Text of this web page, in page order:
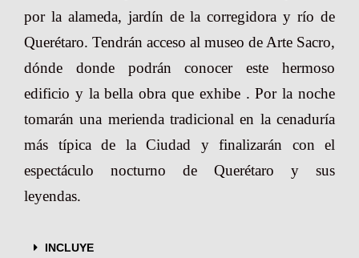
por la alameda, jardín de la corregidora y río de
Querétaro. Tendrán acceso al museo de Arte Sacro,
dónde donde podrán conocer este hermoso
edificio y la bella obra que exhibe . Por la noche
tomarán una merienda tradicional en la cenaduría
más típica de la Ciudad y finalizarán con el
espectáculo nocturno de Querétaro y sus
leyendas.
INCLUYE